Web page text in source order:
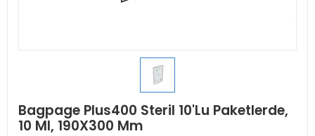
Bagpage Plus400 Steril 10'Lu Paketlerde,
10 Ml, 190X300 Mm